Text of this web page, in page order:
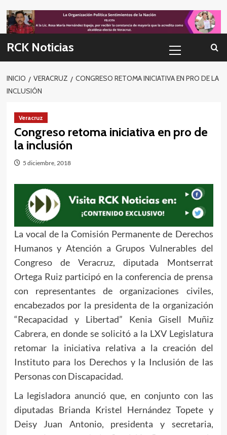
to
content
RCK Noticias
primario
INICIO VERACRUZ
CONGRESO RETOMA INICIATIVA EN PRO DE LA
INCLUSIÓN
Veracruz
Congreso retoma iniciativa en pro de
la inclusión
5 diciembre, 2018
La vocal de la Comisión Permanente de Derechos
Humanos y Atención a Grupos Vulnerables del
Congreso de Veracruz, diputada Montserrat
Ortega Ruiz participó en la conferencia de prensa
con representantes de organizaciones civiles,
encabezados por la presidenta de la organización
“Recapacidad y Libertad” Kenia Gisell Muñiz
Cabrera, en donde se solicitó a la LXV Legislatura
retomar la iniciativa relativa a la creación del
Instituto para los Derechos y la Inclusión de las
Personas con Discapacidad.
La legisladora anunció que, en conjunto con las
diputadas Brianda Kristel Hernández Topete y
Deisy Juan Antonio, presidenta y secretaria,